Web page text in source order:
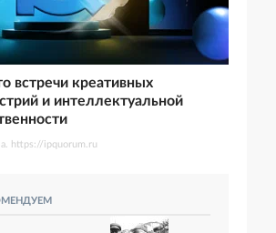
встречи креативных
и интеллектуальной
https://ipquorum.ru